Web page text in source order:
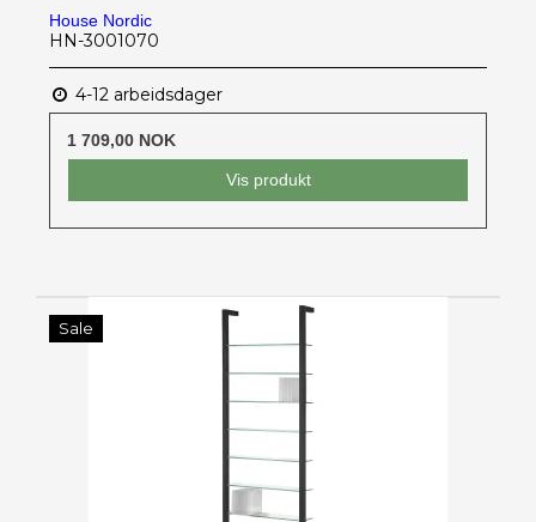
House Nordic
HN-3001070
4-12 arbeidsdager
1 709,00 NOK
Vis produkt
Sale